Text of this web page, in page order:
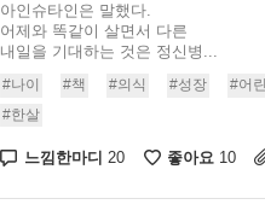
아인슈타인은 말했다.
어제와 똑같이 살면서 다른
내일을 기대하는 것은 정신병...
#나이 #책 #의식 #성장 #어
#한살
느낌한마디 20 좋아요 10